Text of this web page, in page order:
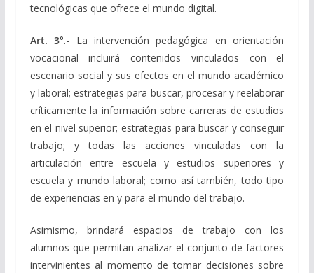
tecnológicas que ofrece el mundo digital.
Art. 3°.- La intervención pedagógica en orientación
vocacional incluirá contenidos vinculados con el
escenario social y sus efectos en el mundo académico
y laboral; estrategias para buscar, procesar y reelaborar
críticamente la información sobre carreras de estudios
en el nivel superior; estrategias para buscar y conseguir
trabajo; y todas las acciones vinculadas con la
articulación entre escuela y estudios superiores y
escuela y mundo laboral; como así también, todo tipo
de experiencias en y para el mundo del trabajo.
Asimismo, brindará espacios de trabajo con los
alumnos que permitan analizar el conjunto de factores
intervinientes al momento de tomar decisiones sobre